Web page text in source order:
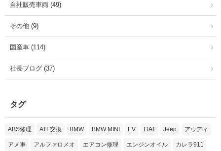
自社販売車両 (49)
その他 (9)
国産車 (114)
社長ブログ (37)
タグ
ABS修理 ATF交換 BMW BMW MINI EV FIAT Jeep アウディ
アメ車 アルファロメオ エアコン修理 エンジンオイル カレラ911